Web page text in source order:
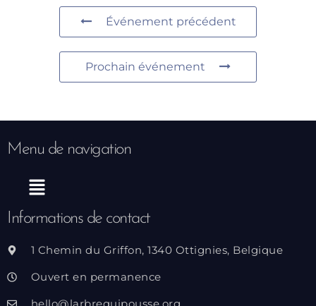
Événement précédent
Prochain événement
Menu de navigation
Menu
Informations de contact
1 Chemin du Griffon, 1340 Ottignies, Belgique
Ouvert en permanence
hello@larbrequipousse.org